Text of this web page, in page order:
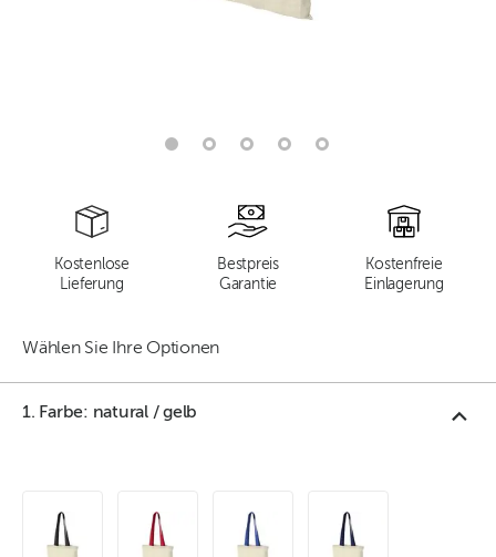
Kostenlose
Lieferung
Bestpreis
Garantie
Kostenfreie
Einlagerung
Wählen Sie Ihre Optionen
1. Farbe: natural / gelb